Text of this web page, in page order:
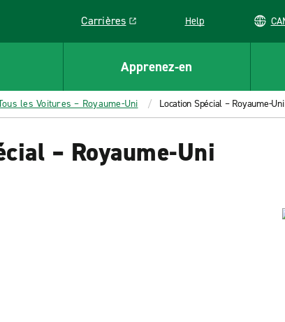
Carrières
Link opens in a new window
Help
Apprenez-en
les Voitures – Royaume-Uni Location Spécial – Royaume-Uni
– Royaume-Uni